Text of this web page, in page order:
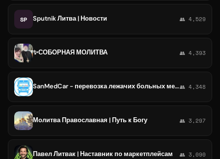
SP Sputnik Литва | Новости 👥 4,529
✨СОБОРНАЯ МОЛИТВА 👥 4,393
SanMedCar - перевозка лежачих больных межгород Россия Украина Беларусь Казахстан Грузия Армения Литва Латвия Эстония👥 4,348
Молитва Православная | Путь к Богу 👥 3,297
Павел Литвак | Наставник по маркетплейсам 👥 3,090